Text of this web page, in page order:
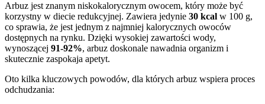
Arbuz jest znanym niskokalorycznym owocem, który może być
korzystny w diecie redukcyjnej. Zawiera jedynie 30 kcal w 100 g,
co sprawia, że jest jednym z najmniej kalorycznych owoców
dostępnych na rynku. Dzięki wysokiej zawartości wody,
wynoszącej 91-92%, arbuz doskonale nawadnia organizm i
skutecznie zaspokaja apetyt.
Oto kilka kluczowych powodów, dla których arbuz wspiera proces
odchudzania: